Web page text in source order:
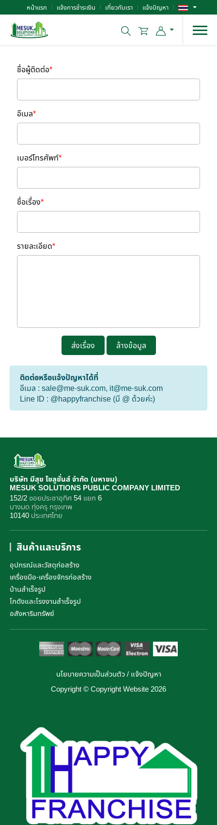
หน้าแรก แจ้งการชำระเงิน เกี่ยวกับเรา แจ้งปัญหา
ชื่อผู้ติดต่อ*
อีเมล*
เบอร์โทรศัพท์*
ชื่อเรื่อง*
รายละเอียด*
ส่งเรื่อง ล้างข้อมูล
ติดต่อหรือแจ้งปัญหาได้ที่
อีเมล : sale@me-suk.com, it@me-suk.com
Line ID : @happyfranchise (มี @ ด้วยค่ะ)
บริษัท มีสุข โซลูชั่นส์ จำกัด (มหาชน)
MESUK SOLUTIONS PUBLIC COMPANY LIMITED
152/2 ซอยประชาอุทิศ 54 แยก 6
บางมด ทุ่งครุ กรุงเทพ
10140 ประเทศไทย
สินค้าและบริการ
อุปกรณ์และวัสดุก่อสร้าง
เครื่องมือ-เครื่องจักรก่อสร้าง
บ้านสำเร็จรูป
โกดังและโรงงานสำเร็จรูป
อสังหาริมทรัพย์
นโยบายความเป็นส่วนตัว/ แจ้งปัญหา
Copyright © Copyright Website 2026